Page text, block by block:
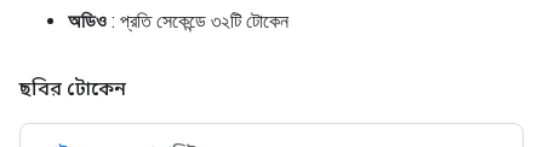
অডিও : প্রতি সেকেন্ডে ৩২টি টোকেন
ছবির টোকেন